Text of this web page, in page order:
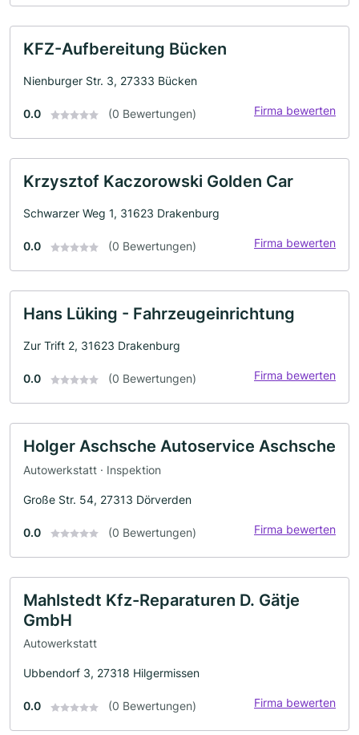
KFZ-Aufbereitung Bücken
Nienburger Str. 3, 27333 Bücken
0.0 (0 Bewertungen) Firma bewerten
Krzysztof Kaczorowski Golden Car
Schwarzer Weg 1, 31623 Drakenburg
0.0 (0 Bewertungen) Firma bewerten
Hans Lüking - Fahrzeugeinrichtung
Zur Trift 2, 31623 Drakenburg
0.0 (0 Bewertungen) Firma bewerten
Holger Aschsche Autoservice Aschsche
Autowerkstatt · Inspektion
Große Str. 54, 27313 Dörverden
0.0 (0 Bewertungen) Firma bewerten
Mahlstedt Kfz-Reparaturen D. Gätje
GmbH
Autowerkstatt
Ubbendorf 3, 27318 Hilgermissen
0.0 (0 Bewertungen) Firma bewerten